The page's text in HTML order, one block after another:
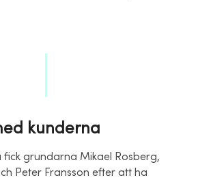
kunderna
fick grundarna Mikael Rosberg,
Peter Fransson efter att ha